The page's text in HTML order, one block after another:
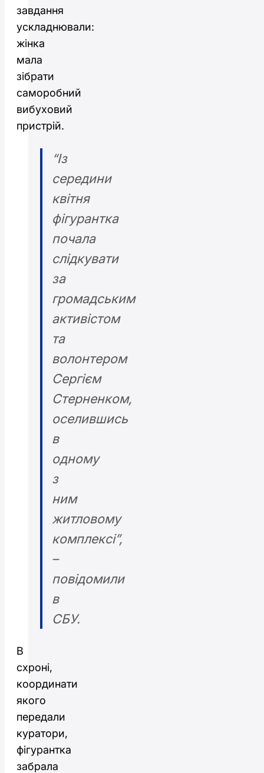
завдання
ускладнювали:
жінка
мала
зібрати
саморобний
вибуховий
пристрій.
“Із
середини
квітня
фігурантка
почала
слідкувати
за
громадським
активістом
та
волонтером
Сергієм
Стерненком,
оселившись
в
одному
з
ним
житловому
комплексі”,
–
повідомили
в
СБУ.
В
схроні,
координати
якого
передали
куратори,
фігурантка
забрала